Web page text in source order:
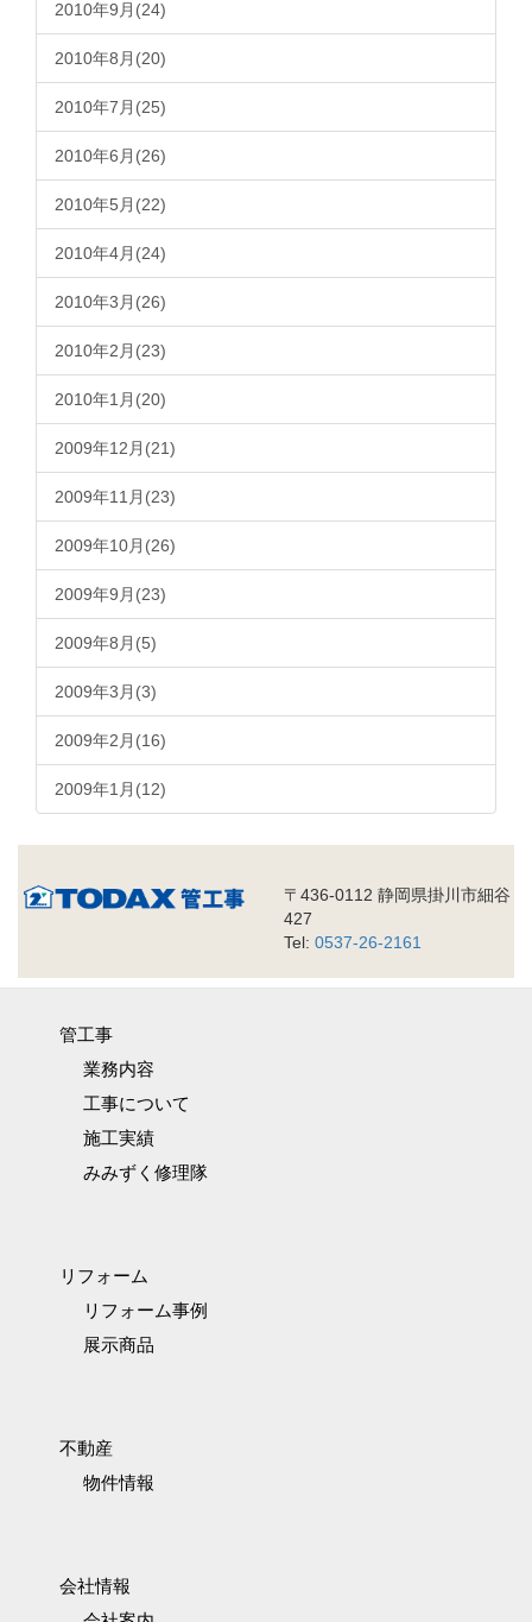
2010年9月(24)
2010年8月(20)
2010年7月(25)
2010年6月(26)
2010年5月(22)
2010年4月(24)
2010年3月(26)
2010年2月(23)
2010年1月(20)
2009年12月(21)
2009年11月(23)
2009年10月(26)
2009年9月(23)
2009年8月(5)
2009年3月(3)
2009年2月(16)
2009年1月(12)
〒436-0112 静岡県掛川市細谷
427
Tel: 0537-26-2161
管工事
業務内容
工事について
施工実績
みみずく修理隊
リフォーム
リフォーム事例
展示商品
不動産
物件情報
会社情報